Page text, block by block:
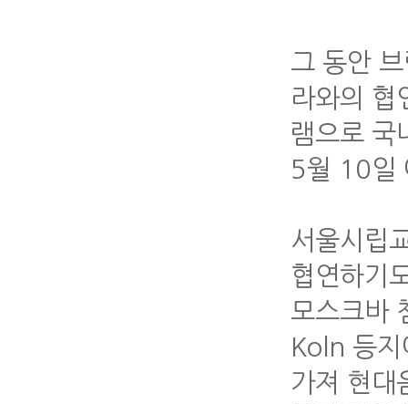
그 동안
라와의 협
램으로 국
5월 10일
서울시립
협연하기
모스크바
Koln 등
가져 현대